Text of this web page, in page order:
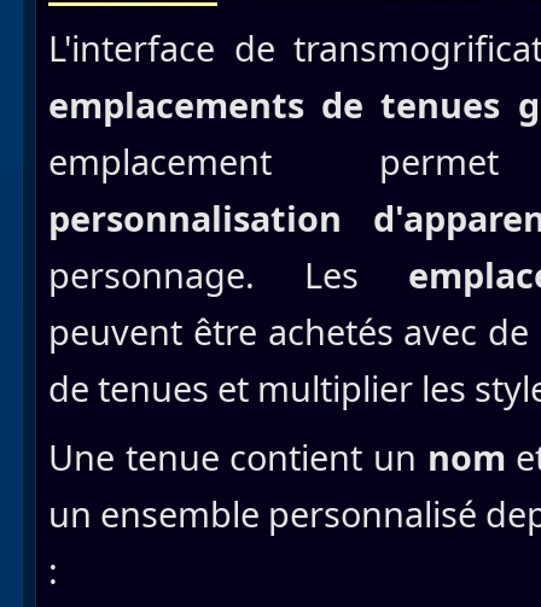
L'interface de
emplacements de tenues
emplacement
personnalisation
personnage. Les
peuvent être achetés avec
de tenues et multiplier les
Une tenue contient un nom
un ensemble personnalisé
: